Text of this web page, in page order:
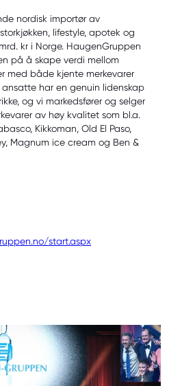
nordisk importør av
lifestyle, apotek og
kr i Norge. HaugenGruppen
på å skape verdi mellom
med både kjente merkevarer
har en genuin lidenskap
og vi markedsfører og selger
av høy kvalitet som bl.a.
Kikkoman, Old El Paso,
Magnum ice cream og Ben &
start.aspx